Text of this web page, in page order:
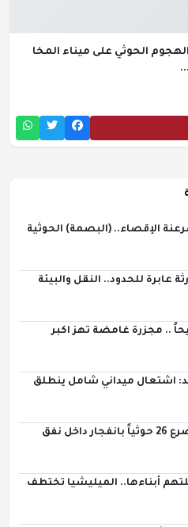
الحوثي على ميناء المخا
الإقصاء.. (البصمة) الحوثية
عابرة للحدود.. النقل والبيئة
وجـ,ـريحاً .. مجزرة غامضة تهز اكبر
اشتعال ميداني شامل ينطلق
اسرار | بالارقام والتفاصيل- مصرع 26 حوثياً بانفجار داخل نفق
أبناءها.. الميليشيا تختطف